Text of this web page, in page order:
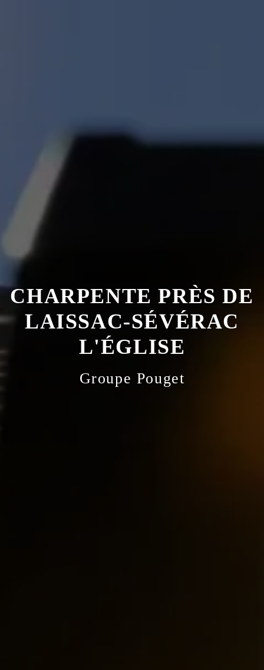
CHARPENTE PRÈS DE
LAISSAC-SÉVÉRAC
L'ÉGLISE
Groupe Pouget